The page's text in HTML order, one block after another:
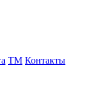
TM Контакты